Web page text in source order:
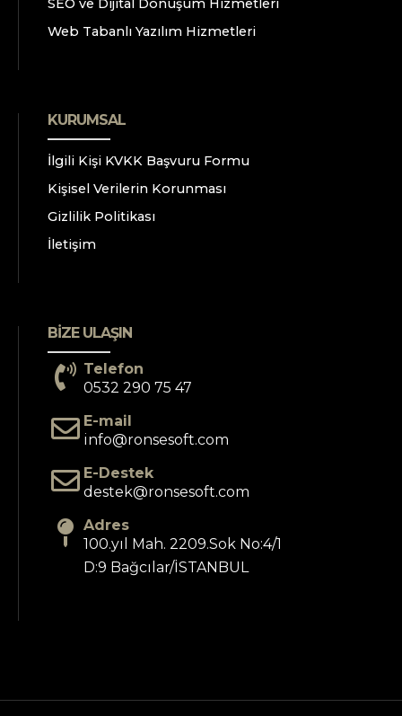
SEO ve Dijital Dönüşüm Hizmetleri
Web Tabanlı Yazılım Hizmetleri
KURUMSAL
İlgili Kişi KVKK Başvuru Formu
Kişisel Verilerin Korunması
Gizlilik Politikası
İletişim
BIZE ULAŞIN
Telefon
0532 290 75 47
E-mail
info@ronsesoft.com
E-Destek
destek@ronsesoft.com
Adres
100.yıl Mah. 2209.Sok No:4/1
D:9 Bağcılar/İSTANBUL